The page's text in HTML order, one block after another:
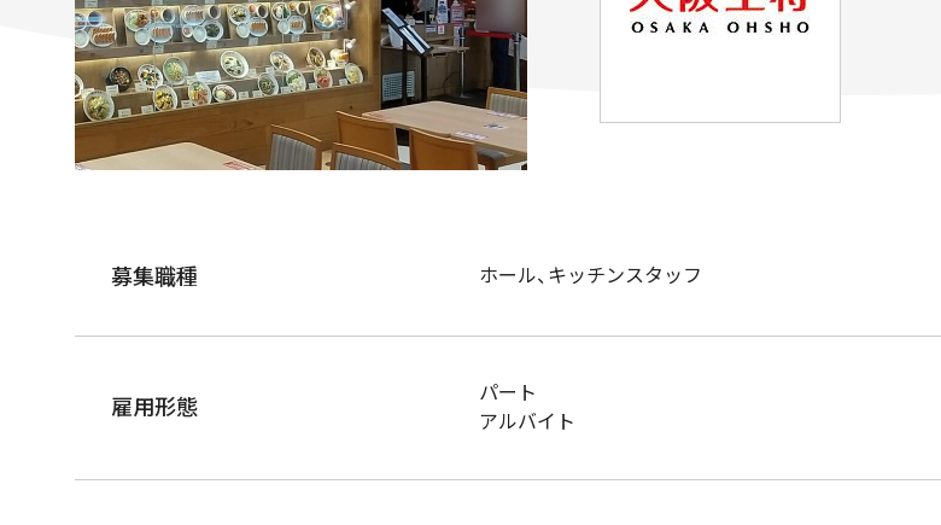
募集職種 ホール、キッチンスタッフ
雇用形態
パート
アルバイト